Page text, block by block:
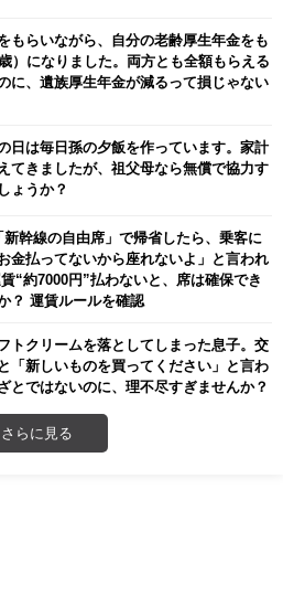
もらいながら、自分の老齢厚生年金をも
）になりました。両方とも全額もらえる
に、遺族厚生年金が減るって損じゃない
日は毎日孫の夕飯を作っています。家計
てきましたが、祖父母なら無償で協力す
ょうか？
新幹線の自由席」で帰省したら、乗客に
金払ってないから座れないよ」と言われ
“約7000円”払わないと、席は確保でき
？ 運賃ルールを確認
トクリームを落としてしまった息子。交
「新しいものを買ってください」と言わ
とではないのに、理不尽すぎませんか？
さらに見る